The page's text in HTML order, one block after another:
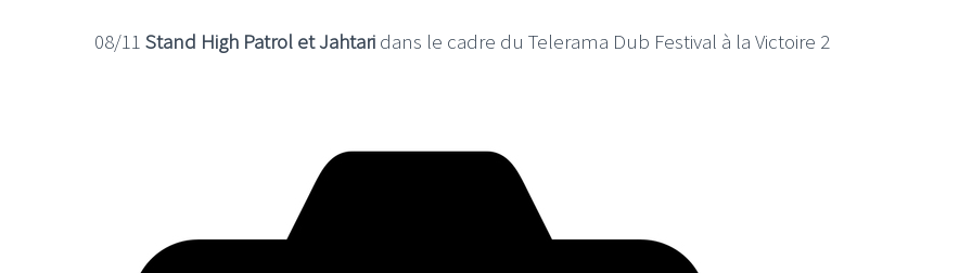
08/11 Stand High Patrol et Jahtari dans le cadre du Telerama Dub Festival à la Victoire 2